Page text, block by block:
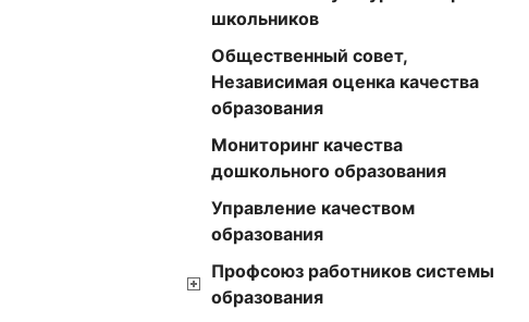
школьников
Общественный совет,
Независимая оценка качества
образования
Мониторинг качества
дошкольного образования
Управление качеством
образования
Профсоюз работников системы
образования